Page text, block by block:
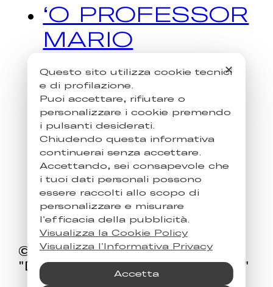
‘O PROFESSOR
MARIO
VARRELLA –
CRISTINA
OBBER
© 2026 Associazione
"Diffondiamo Idee di Valore"
✕
Questo sito utilizza cookie tecnici
e di profilazione.
Puoi accettare, rifiutare o
personalizzare i cookie premendo
i pulsanti desiderati.
Chiudendo questa informativa
continuerai senza accettare.
Accettando, sei consapevole che
i tuoi dati personali possono
essere raccolti allo scopo di
personalizzare e misurare
l'efficacia della pubblicità.
Visualizza la Cookie Policy
Visualizza l'Informativa Privacy
Accetta